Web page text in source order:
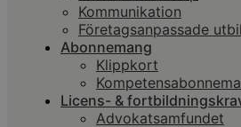
Kommunikation
Företagsanpassade
Abonnemang
Klippkort
Licens- &
Advokatsamfundet